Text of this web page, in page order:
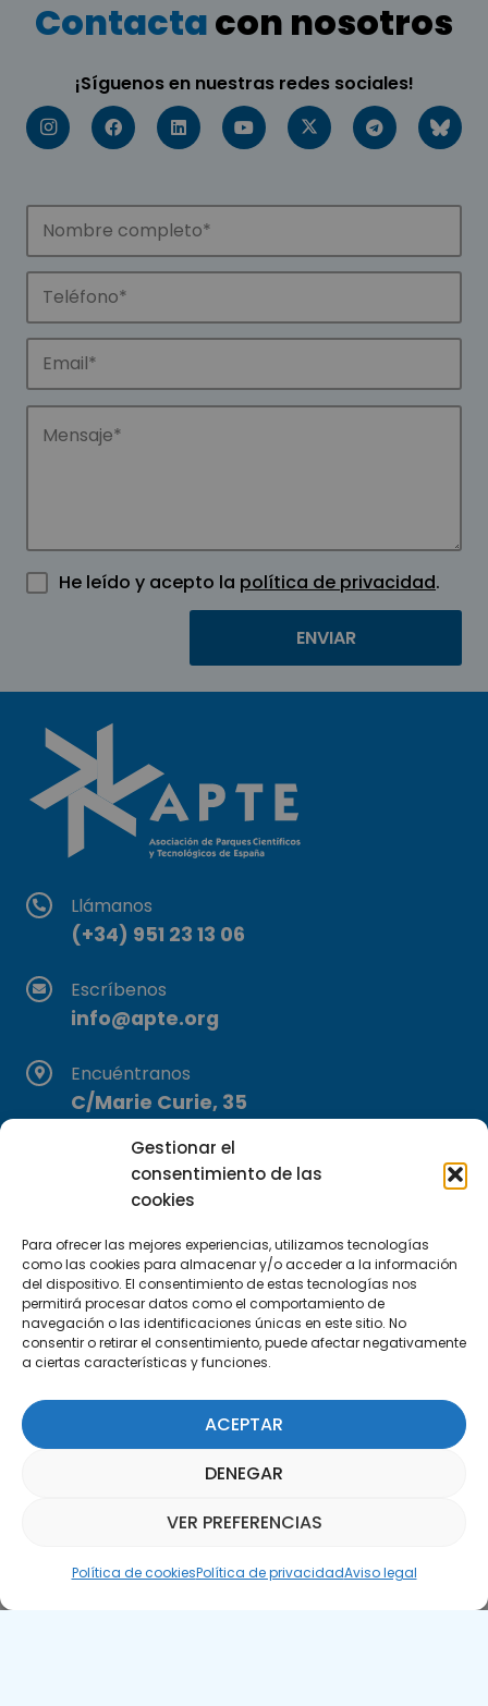
Gestionar el
consentimiento de las
cookies
Para ofrecer las mejores experiencias, utilizamos tecnologías
como las cookies para almacenar y/o acceder a la información
del dispositivo. El consentimiento de estas tecnologías nos
permitirá procesar datos como el comportamiento de
navegación o las identificaciones únicas en este sitio. No
consentir o retirar el consentimiento, puede afectar negativamente
a ciertas características y funciones.
ACEPTAR
DENEGAR
VER PREFERENCIAS
Política de cookiesPolítica de privacidadAviso legal
Contactacon nosotros
¡Síguenos en nuestras redes sociales!
He leído y acepto la política de privacidad.
Llámanos
(+34) 951 23 13 06
Escríbenos
info@apte.org
Encuéntranos
C/Marie Curie, 35
Suscríbete a nuestra Newsletter
SUSCRÍBETE AQUÍ